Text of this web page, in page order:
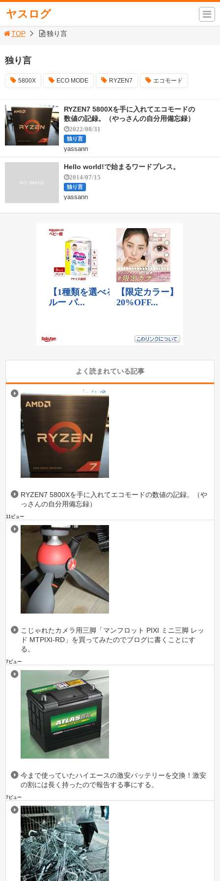
ヤスログ
TOP 独り言
独り言
5800X ECO MODE RYZEN7 エコモード
RYZEN7 5800Xを手に入れてエコモードの
数値の記録。（やっさんの自分用備忘録）
2022/08/31
独り言
yassann
Hello world!で始まるワードプレス。
2014/07/15
独り言
yassann
よく読まれている記事
RYZEN7 5800Xを手に入れてエコモードの数値の記録。（や
っさんの自分用備忘録）
11ビュー
こじゃれたカメラ用三脚「マンフロット PIXI ミニ三脚 レッ
ド MTPIXI-RD」を買ってみたのでブログに書くことにす
る。
7ビュー
今まで使っていたハイエースの激安バッテリーを交換！激安
の割には長く持ったので報告する事にする。
7ビュー